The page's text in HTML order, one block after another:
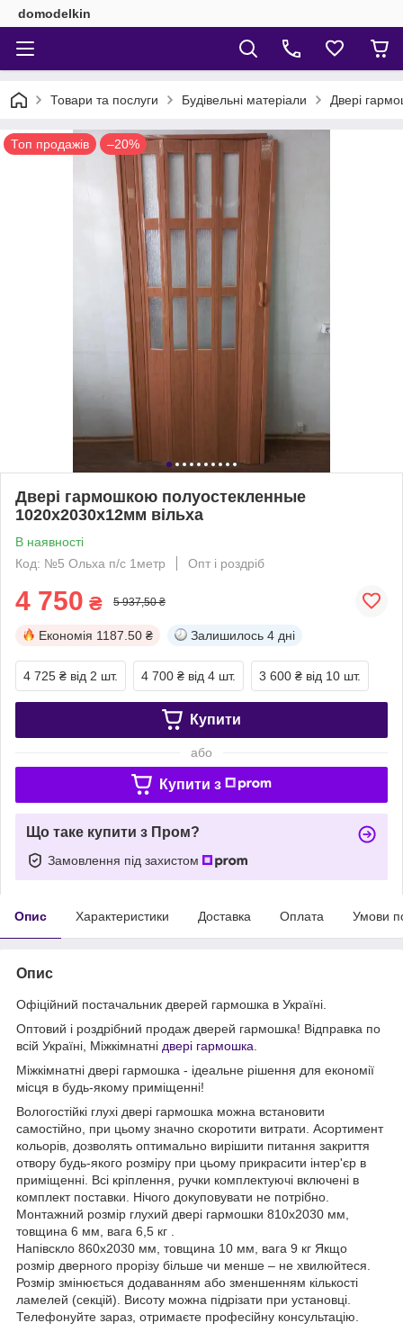
domodelkin
Товари та послуги Будівельні матеріали Двері
Топ продажів –20%
Двері гармошкою полуостекленные
1020х2030х12мм вільха
В наявності
Код: №5 Ольха п/с 1метр
Опт і роздріб
4 750 ₴ 5 937,50 ₴
Економія 1187.50 ₴ Залишилось 4 дні
4 725 ₴ від 2 шт. 4 700 ₴ від 4 шт. 3 600 ₴ від 10 шт.
Купити
або
Купити з
Що таке купити з Пром?
Замовлення під захистом
Опис Характеристики Доставка Оплата Умови
Опис
Офіційний постачальник дверей гармошка в Україні.
Оптовий і роздрібний продаж дверей гармошка! Відправка по
всій Україні, Міжкімнатні двері гармошка
Міжкімнатні двері гармошка - ідеальне рішення для економії
місця в будь-якому приміщенні!
Вологостійкі глухі двері гармошка можна встановити
самостійно, при цьому значно скоротити витрати. Асортимент
кольорів, дозволять оптимально вирішити питання закриття
отвору будь-якого розміру при цьому прикрасити інтер'єр в
приміщенні. Всі кріплення, ручки комплектуючі включені в
комплект поставки. Нічого докуповувати не потрібно.
Монтажний розмір глухий двері гармошки 810х2030 мм,
товщина 6 мм, вага 6,5 кг .
Напівскло 860х2030 мм, товщина 10 мм, вага 9 кг Якщо
розмір дверного прорізу більше чи менше – не хвилюйтеся.
Розмір змінюється додаванням або зменшенням кількості
ламелей (секцій). Висоту можна підрізати при установці.
Телефонуйте зараз, отримаєте професійну консультацію.